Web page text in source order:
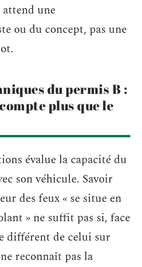
attend une
ou du concept, pas une
du permis B :
plus que le
évalue la capacité du
son véhicule. Savoir
des feux « se situe en
» ne suffit pas si, face
différent de celui sur
reconnaît pas la